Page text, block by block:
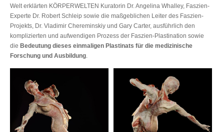
Welt erklärten KÖRPERWELTEN Kuratorin Dr. Angelina Whalley, Faszien-
Experte Dr. Robert Schleip sowie die maßgeblichen Leiter des Faszien-
Projekts, Dr. Vladimir Chereminskiy und Gary Carter, ausführlich den
komplizierten und aufwendigen Prozess der Faszien-Plastination sowie
dieBedeutung dieses einmaligen Plastinats für die medizinische
Forschung und Ausbildung